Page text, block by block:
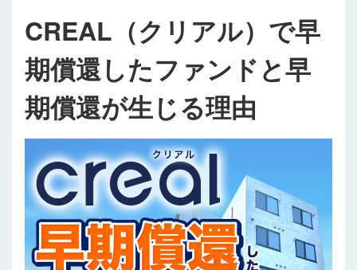
CREAL（クリアル）で早
期償還したファンドと早
期償還が生じる理由